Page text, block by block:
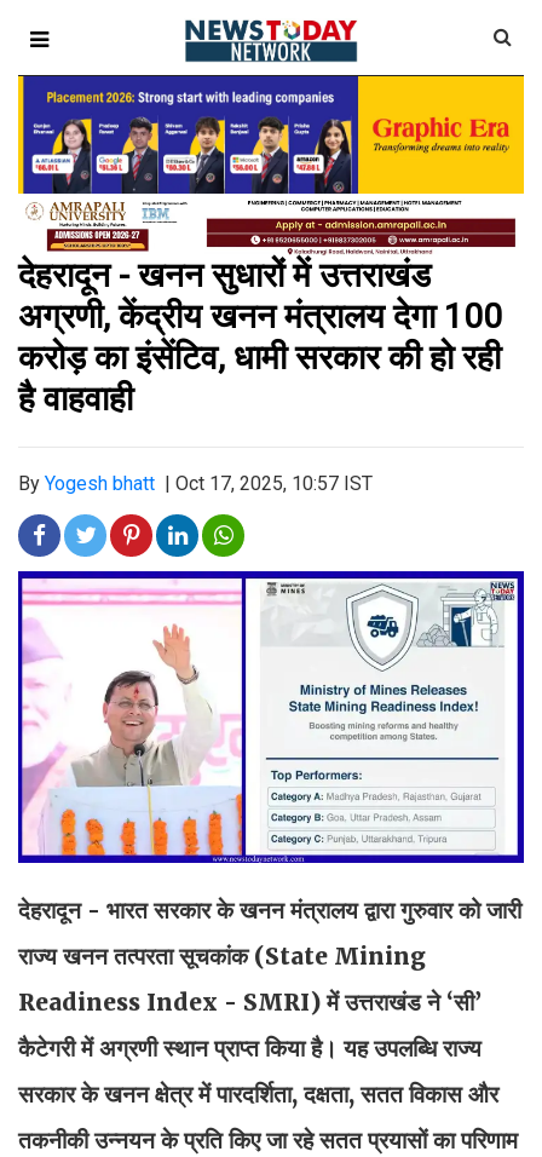
देहरादून - खनन सुधारों में उत्तराखंड
अग्रणी, केंद्रीय खनन मंत्रालय देगा 100
करोड़ का इंसेंटिव, धामी सरकार की हो रही
है वाहवाही
By Yogesh bhatt Oct 17, 2025, 10:57 IST
देहरादून - भारत सरकार के खनन मंत्रालय द्वारा गुरुवार को जारी
राज्य खनन तत्परता सूचकांक (State Mining
Readiness Index - SMRI) में उत्तराखंड ने ‘सी’
कैटेगरी में अग्रणी स्थान प्राप्त किया है। यह उपलब्धि राज्य
सरकार के खनन क्षेत्र में पारदर्शिता, दक्षता, सतत विकास और
तकनीकी उन्नयन के प्रति किए जा रहे सतत प्रयासों का परिणाम